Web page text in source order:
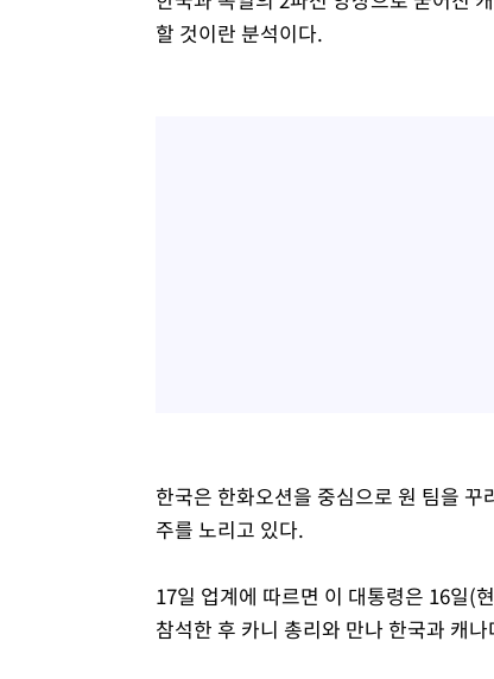
할 것이란 분석이다.
한국은 한화오션을 중심으로 원 팀을
주를 노리고 있다.
17일 업계에 따르면 이 대통령은 16일(
참석한 후 카니 총리와 만나 한국과 캐